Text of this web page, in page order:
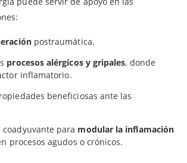
postraumática.
procesos alérgicos y gripales, donde
inflamatorio.
beneficiosas ante las
coadyuvante para modular la inflamación
procesos agudos o crónicos.